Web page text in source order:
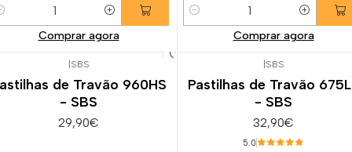
Comprar agora
Quantidade
Comprar agora
SBS
de Travão 960HS
- SBS
29,90€
SBS
Pastilhas de Travão
- SBS
32,90€
5.0